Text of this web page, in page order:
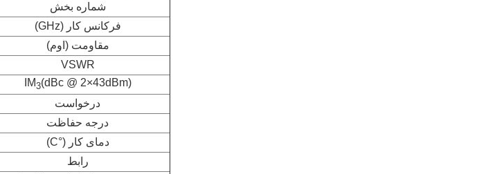
شماره بخش
فرکانس کار (GHz)
مقاومت (اوم)
VSWR
IM3(dBc @ 2×43dBm)
درخواست
درجه حفاظت
دمای کار (°C)
رابط